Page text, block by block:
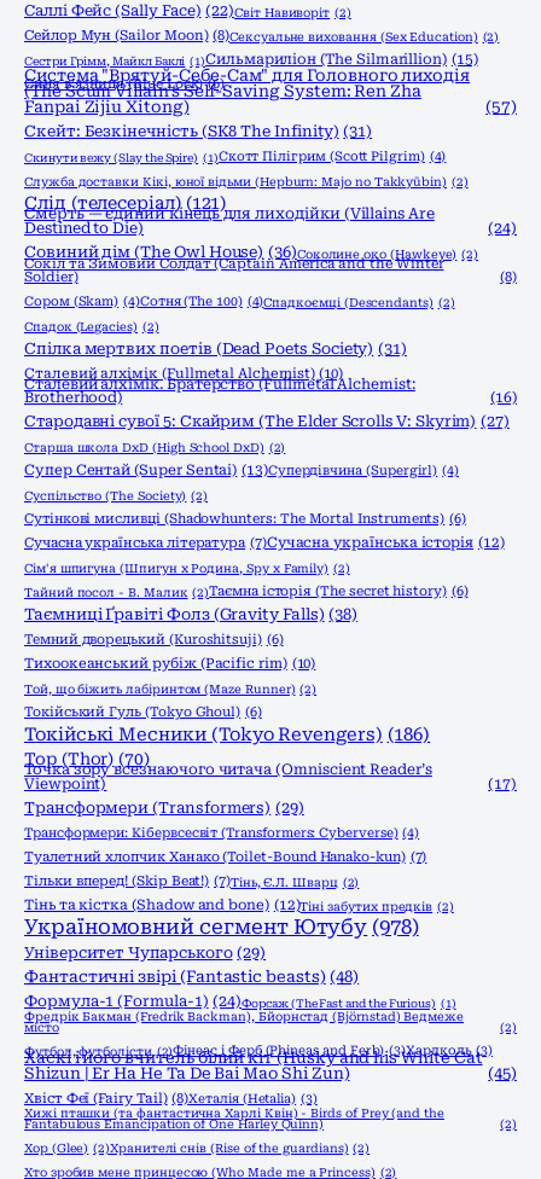
Саллі Фейс (Sally Face) (22)Світ Навиворіт (2)
Сейлор Мун (Sailor Moon) (8)Сексуальне виховання (Sex Education) (2)
Сестри Грімм, Майкл Баклі (1)Сильмариліон (The Silmarillion) (15)
Синя в'язниця (Blue Lock) (6)
Система "Врятуй-Себе-Сам" для Головного лиходія
(The Scum Villain's Self-Saving System: Ren Zha
Fanpai Zijiu Xitong)
(57)
Скейт: Безкінечність (SK8 The Infinity) (31)
Скинути вежу (Slay the Spire) (1)Скотт Пілігрим (Scott Pilgrim) (4)
Служба доставки Кікі, юної відьми (Hepburn: Majo no Takkyūbin) (2)
Слід (телесеріал) (121)
Смерть — єдиний кінець для лиходійки (Villains Are
Destined to Die)
(24)
Совиний дім (The Owl House) (36)Соколине око (Hawkeye) (2)
Сокіл та Зимовий Солдат (Captain America and the Winter
Soldier)
(8)
Сором (Skam) (4)Сотня (The 100) (4)Спадкоємці (Descendants) (2)
Спадок (Legacies) (2)
Спілка мертвих поетів (Dead Poets Society) (31)
Сталевий алхімік (Fullmetal Alchemist) (10)
Сталевий алхімік. Братерство (Fullmetal Alchemist:
Brotherhood) (16)
Стародавні сувої 5: Скайрим (The Elder Scrolls V: Skyrim) (27)
Старша школа DxD (High School DxD) (2)
Супер Сентай (Super Sentai) (13)Супердівчина (Supergirl) (4)
Суспільство (The Society) (2)
Сутінкові мисливці (Shadowhunters: The Mortal Instruments) (6)
Сучасна українська література (7)Сучасна українська історія (12)
Сім'я шпигуна (Шпигун x Родина, Spy x Family) (2)
Тайний посол - В. Малик (2)Таємна історія (The secret history) (6)
Таємниці Ґравіті Фолз (Gravity Falls) (38)
Темний дворецький (Kuroshitsuji) (6)
Тихоокеанський рубіж (Pacific rim) (10)
Той, що біжить лабіринтом (Maze Runner) (2)
Токійський Гуль (Tokyo Ghoul) (6)
Токійські Месники (Tokyo Revengers) (186)
Тор (Thor) (70)
Точка зору всезнаючого читача (Omniscient Reader’s
Viewpoint)
(17)
Трансформери (Transformers) (29)
Трансформери: Кібервсесвіт (Transformers: Cyberverse) (4)
Туалетний хлопчик Ханако (Toilet-Bound Hanako-kun) (7)
Тільки вперед! (Skip Beat!) (7)Тінь, Є.Л. Шварц (2)
Тінь та кістка (Shadow and bone) (12)Тіні забутих предків (2)
Україномовний сегмент Ютубу (978)
Університет Чупарського (29)
Фантастичні звірі (Fantastic beasts) (48)
Формула-1 (Formula-1) (24)Форсаж (The Fast and the Furious) (1)
Фредрік Бакман (Fredrik Backman), Бйорнстад (Björnstad) Ведмеже
місто
(2)
Футбол, футболісти (2)Фінеас і Ферб (Phineas and Ferb) (3)Хардколь (3)
Хаскі і його вчитель білий кіт (Husky and his White Cat
Shizun | Er Ha He Ta De Bai Mao Shi Zun)
(45)
Хвіст Феї (Fairy Tail) (8)Хеталія (Hetalia) (3)
Хижі пташки (та фантастична Харлі Квін) - Birds of Prey (and the
Fantabulous Emancipation of One Harley Quinn)
(2)
Хор (Glee) (2)Хранителі снів (Rise of the guardians) (2)
Хто зробив мене принцесою (Who Made me a Princess) (2)